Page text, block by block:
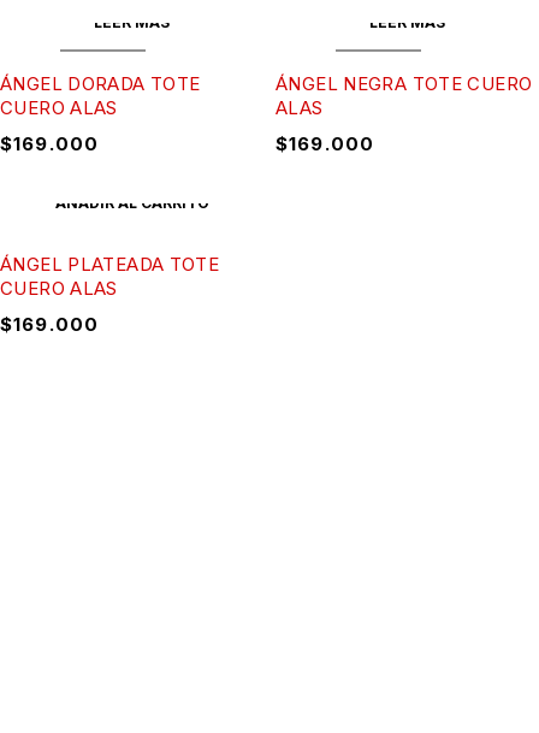
LEER MÁS
ÁNGEL DORADA TOTE
CUERO ALAS
$169.000
LEER MÁS
ÁNGEL NEGRA TOTE CUERO
ALAS
$169.000
AÑADIR AL CARRITO
ÁNGEL PLATEADA TOTE
CUERO ALAS
$169.000